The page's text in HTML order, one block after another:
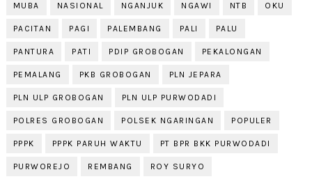
MUBA NASIONAL NGANJUK NGAWI NTB OKU
PACITAN PAGI PALEMBANG PALI PALU
PANTURA PATI PDIP GROBOGAN PEKALONGAN
PEMALANG PKB GROBOGAN PLN JEPARA
PLN ULP GROBOGAN PLN ULP PURWODADI
POLRES GROBOGAN POLSEK NGARINGAN POPULER
PPPK PPPK PARUH WAKTU PT BPR BKK PURWODADI
PURWOREJO REMBANG ROY SURYO